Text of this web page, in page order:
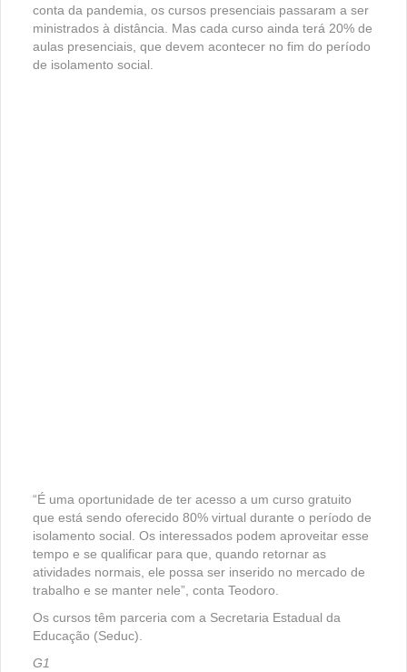
conta da pandemia, os cursos presenciais passaram a ser
ministrados à distância. Mas cada curso ainda terá 20% de
aulas presenciais, que devem acontecer no fim do período
de isolamento social.
“É uma oportunidade de ter acesso a um curso gratuito
que está sendo oferecido 80% virtual durante o período de
isolamento social. Os interessados podem aproveitar esse
tempo e se qualificar para que, quando retornar as
atividades normais, ele possa ser inserido no mercado de
trabalho e se manter nele”, conta Teodoro.
Os cursos têm parceria com a Secretaria Estadual da
Educação (Seduc).
G1